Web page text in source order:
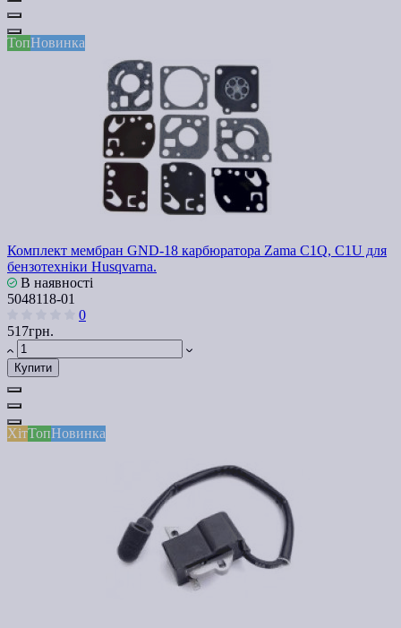
ТопНовинка
Комплект мембран GND-18 карбюратора Zama C1Q, C1U для
бензотехніки Husqvarna.
В наявності
5048118-01
0
517грн.
Купити
ХітТопНовинка